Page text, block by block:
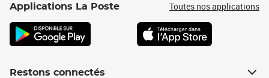
Applications La Poste Toutes nos applications
Restons connectés